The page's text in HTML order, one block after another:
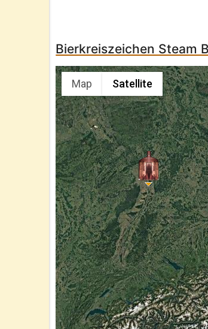
Bierkreiszeichen Steam
Map Satellite